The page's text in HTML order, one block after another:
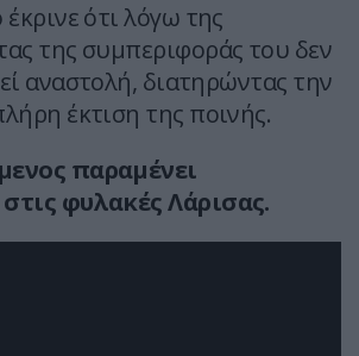
ότι λόγω της
της συμπεριφοράς του δεν
αναστολή, διατηρώντας την
έκτιση της ποινής.
παραμένει
φυλακές Λάρισας.